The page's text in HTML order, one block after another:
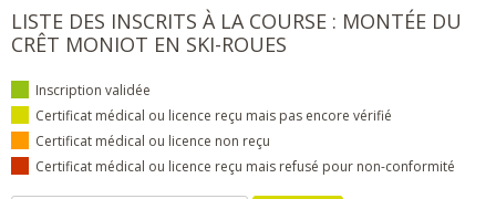
LISTE DES INSCRITS À LA COURSE : MONTÉE DU
CRÊT MONIOT EN SKI-ROUES
Inscription validée
Certificat médical ou licence reçu mais pas encore vérifié
Certificat médical ou licence non reçu
Certificat médical ou licence reçu mais refusé pour non-conformité